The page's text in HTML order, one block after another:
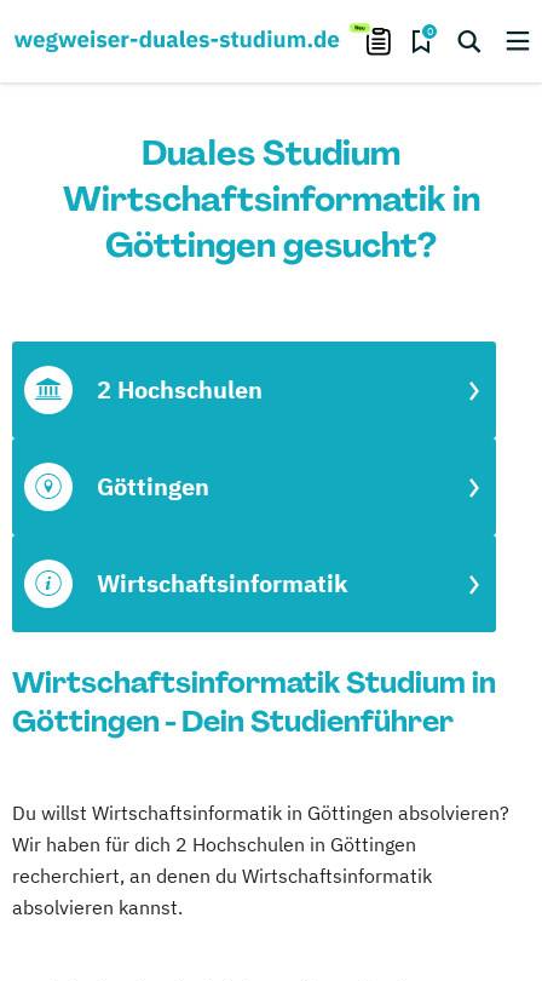
0
Duales Studium
Wirtschaftsinformatik in
Göttingen gesucht?
Wirtschaftsinformatik
Göttingen
2 Hochschulen
Wirtschaftsinformatik Studium in
Göttingen - Dein Studienführer
Du willst Wirtschaftsinformatik in Göttingen absolvieren?
Wir haben für dich 2 Hochschulen in Göttingen
recherchiert, an denen du Wirtschaftsinformatik
absolvieren kannst.